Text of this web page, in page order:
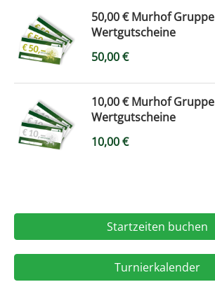
50,00 € Murhof Gruppe
Wertgutscheine
50,00€
10,00 € Murhof Gruppe
Wertgutscheine
10,00€
Startzeiten buchen
Turnierkalender